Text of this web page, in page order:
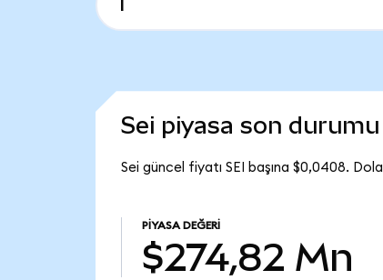
Sei piyasa son durumu
Sei güncel fiyatı SEI başına $0,0408.
PIYASA DEĞERI
$274,82 Mn